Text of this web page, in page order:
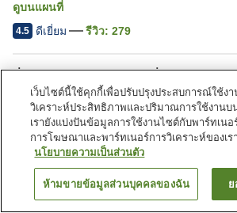
ดูบนแผนที่
4.5 ดีเยี่ยม รีวิว: 279
ที่จอดรถ
ตู้จำหน่า
ร้านค้า
ห้องจัดเลี้
หน้าแรก ญี่ปุ่น อิวาเตะ
Yukawa Onsen Shikisai no Yado Fulsato
ค้นหาห้องพัก
เว็บไซต์นี้ใช้คุกกี้เพื่อปรับปรุงประสบการณ์ใช้ง
วิเคราะห์ประสิทธิภาพและปริมาณการใช้งานบน
เรายังแบ่งปันข้อมูลการใช้งานไซต์กับพาร์ทเนอ
การโฆษณาและพาร์ทเนอร์การวิเคราะห์ของเร
นโยบายความเป็นส่วนตัว
ห้ามขายข้อมูลส่วนบุคคลของฉัน